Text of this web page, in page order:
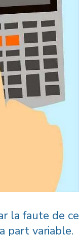
la faute de ce
part variable.